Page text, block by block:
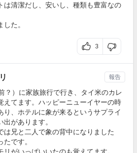
は清潔だし、安いし、種類も豊富なの
た。
3
？）に家族旅行で行き、タイ米のカレ
えてます。ハッピーニューイヤーの時
り、ホテルに象が来るというサプライ
があります。
は兄と二人で象の背中になりました
です。
がいっぱいいたのも覚えてます。
報告